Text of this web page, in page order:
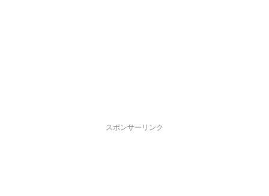
スポンサーリンク